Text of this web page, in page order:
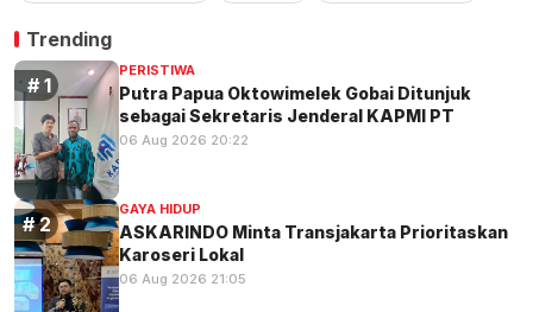
Trending
PERISTIWA
Putra Papua Oktowimelek Gobai Ditunjuk
sebagai Sekretaris Jenderal KAPMI PT
06 Aug 2026 20:22
GAYA HIDUP
ASKARINDO Minta Transjakarta Prioritaskan
Karoseri Lokal
06 Aug 2026 21:05